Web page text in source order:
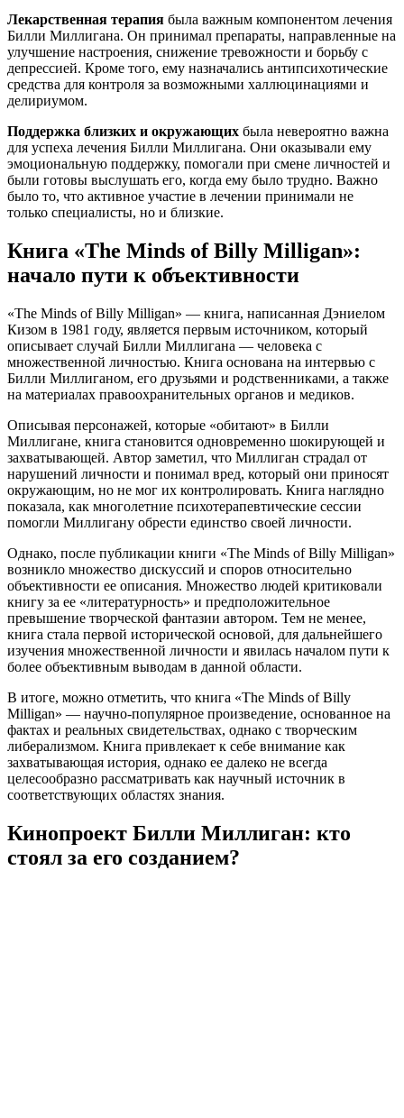
Лекарственная терапия была важным компонентом лечения
Билли Миллигана. Он принимал препараты, направленные на
улучшение настроения, снижение тревожности и борьбу с
депрессией. Кроме того, ему назначались антипсихотические
средства для контроля за возможными халлюцинациями и
делириумом.
Поддержка близких и окружающих была невероятно важна
для успеха лечения Билли Миллигана. Они оказывали ему
эмоциональную поддержку, помогали при смене личностей и
были готовы выслушать его, когда ему было трудно. Важно
было то, что активное участие в лечении принимали не
только специалисты, но и близкие.
Книга «The Minds of Billy Milligan»:
начало пути к объективности
«The Minds of Billy Milligan» — книга, написанная Дэниелом
Кизом в 1981 году, является первым источником, который
описывает случай Билли Миллигана — человека с
множественной личностью. Книга основана на интервью с
Билли Миллиганом, его друзьями и родственниками, а также
на материалах правоохранительных органов и медиков.
Описывая персонажей, которые «обитают» в Билли
Миллигане, книга становится одновременно шокирующей и
захватывающей. Автор заметил, что Миллиган страдал от
нарушений личности и понимал вред, который они приносят
окружающим, но не мог их контролировать. Книга наглядно
показала, как многолетние психотерапевтические сессии
помогли Миллигану обрести единство своей личности.
Однако, после публикации книги «The Minds of Billy Milligan»
возникло множество дискуссий и споров относительно
объективности ее описания. Множество людей критиковали
книгу за ее «литературность» и предположительное
превышение творческой фантазии автором. Тем не менее,
книга стала первой исторической основой, для дальнейшего
изучения множественной личности и явилась началом пути к
более объективным выводам в данной области.
В итоге, можно отметить, что книга «The Minds of Billy
Milligan» — научно-популярное произведение, основанное на
фактах и реальных свидетельствах, однако с творческим
либерализмом. Книга привлекает к себе внимание как
захватывающая история, однако ее далеко не всегда
целесообразно рассматривать как научный источник в
соответствующих областях знания.
Кинопроект Билли Миллиган: кто
стоял за его созданием?